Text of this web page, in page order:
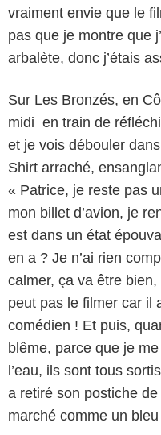
vraiment envie que le
pas que je montre que
arbalète, donc j’étais
Sur Les Bronzés, en
midi en train de
et je vois débouler
Shirt arraché,
« Patrice, je reste pas
mon billet d’avion, je
est dans un état
en a ? Je n’ai rien
calmer, ça va être
peut pas le filmer car il
comédien ! Et puis,
blême, parce que je
l’eau, ils sont tous
a retiré son postiche
marché comme un